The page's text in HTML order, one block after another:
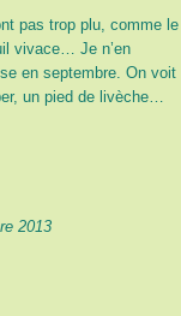
pas trop plu, comme le
vivace… Je n’en
en septembre. On voit
un pied de livèche…
2013